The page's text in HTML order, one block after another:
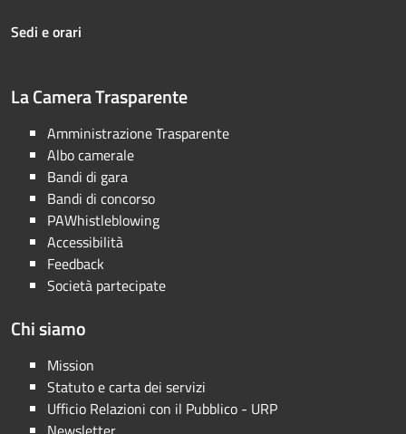
Sedi e orari
La Camera Trasparente
Amministrazione Trasparente
Albo camerale
Bandi di gara
Bandi di concorso
PAWhistleblowing
Accessibilità
Feedback
Società partecipate
Chi siamo
Mission
Statuto e carta dei servizi
Ufficio Relazioni con il Pubblico - URP